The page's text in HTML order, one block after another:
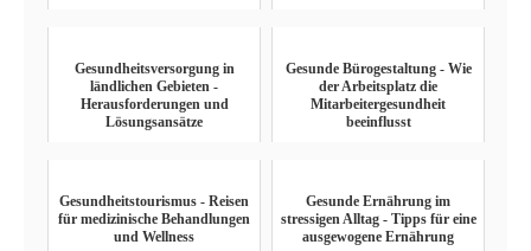
Gesundheitsversorgung in
ländlichen Gebieten -
Herausforderungen und
Lösungsansätze
Gesunde Bürogestaltung - Wie
der Arbeitsplatz die
Mitarbeitergesundheit
beeinflusst
Gesundheitstourismus - Reisen
für medizinische Behandlungen
und Wellness
Gesunde Ernährung im
stressigen Alltag - Tipps für eine
ausgewogene Ernährung